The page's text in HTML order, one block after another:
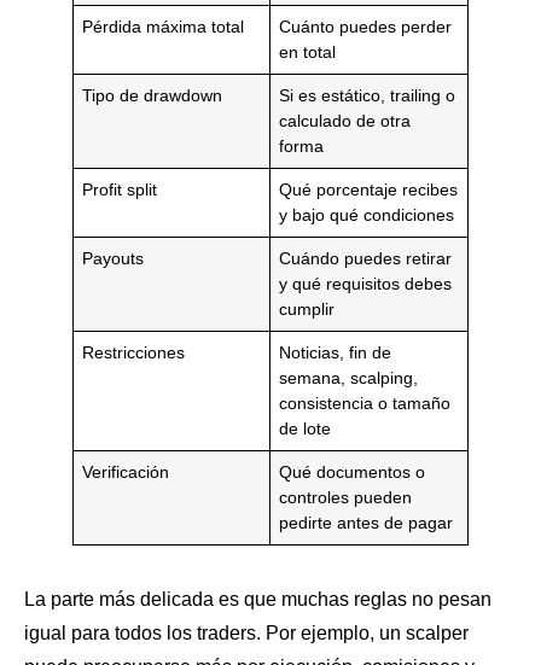
Pérdida máxima total
Cuánto puedes perder
en total
Tipo de drawdown
Si es estático, trailing o
calculado de otra
forma
Profit split
Qué porcentaje recibes
y bajo qué condiciones
Payouts
Cuándo puedes retirar
y qué requisitos debes
cumplir
Restricciones
Noticias, fin de
semana, scalping,
consistencia o tamaño
de lote
Verificación
Qué documentos o
controles pueden
pedirte antes de pagar
La parte más delicada es que muchas reglas no pesan
igual para todos los traders. Por ejemplo, un scalper